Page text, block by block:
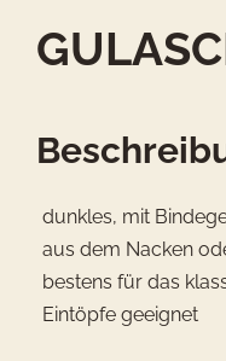
dunkles, mit
aus dem Nacken
bestens für das
Eintöpfe geeignet